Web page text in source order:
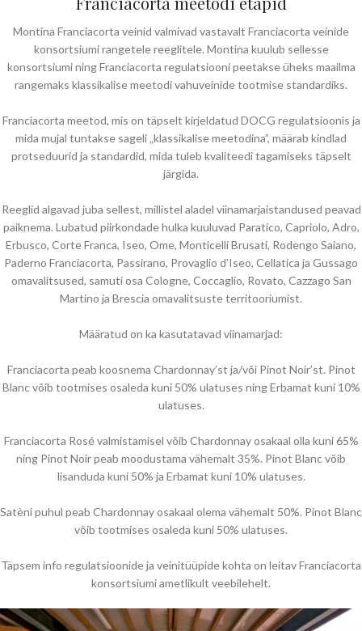
Montina Franciacorta veinid valmivad vastavalt Franciacorta veinide
konsortsiumi rangetele reeglitele. Montina kuulub sellesse
konsortsiumi ning Franciacorta regulatsiooni peetakse üheks maailma
rangemaks klassikalise meetodi vahuveinide tootmise standardiks.
Franciacorta meetod, mis on täpselt kirjeldatud DOCG regulatsioonis ja
mida mujal tuntakse sageli „klassikalise meetodina”, määrab kindlad
protseduurid ja standardid, mida tuleb kvaliteedi tagamiseks täpselt
järgida.
Reeglid algavad juba sellest, millistel aladel viinamarjaistandused peavad
paiknema. Lubatud piirkondade hulka kuuluvad Paratico, Capriolo, Adro,
Erbusco, Corte Franca, Iseo, Ome, Monticelli Brusati, Rodengo Saiano,
Paderno Franciacorta, Passirano, Provaglio d’Iseo, Cellatica ja Gussago
omavalitsused, samuti osa Cologne, Coccaglio, Rovato, Cazzago San
Martino ja Brescia omavalitsuste territooriumist.
Määratud on ka kasutatavad viinamarjad:
Franciacorta peab koosnema Chardonnay’st ja/või Pinot Noir’st. Pinot
Blanc võib tootmises osaleda kuni 50% ulatuses ning Erbamat kuni 10%
ulatuses.
Franciacorta Rosé valmistamisel võib Chardonnay osakaal olla kuni 65%
ning Pinot Noir peab moodustama vähemalt 35%. Pinot Blanc võib
lisanduda kuni 50% ja Erbamat kuni 10% ulatuses.
Satèni puhul peab Chardonnay osakaal olema vähemalt 50%. Pinot Blanc
võib tootmises osaleda kuni 50% ulatuses.
Täpsem info regulatsioonide ja veinitüüpide kohta on leitav Franciacorta
konsortsiumi ametlikult veebilehelt.